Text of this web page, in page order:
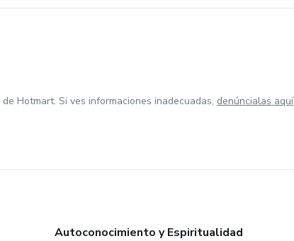
Hotmart. Si ves informaciones inadecuadas, denúncialas aquí
Autoconocimiento y Espiritualidad